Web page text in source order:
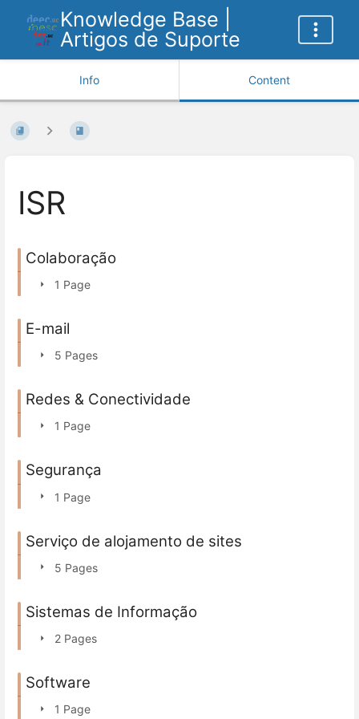
Knowledge Base |
Artigos de Suporte
Info Content
ISR
Colaboração
1 Page
E-mail
5 Pages
Redes & Conectividade
1 Page
Segurança
1 Page
Serviço de alojamento de sites
5 Pages
Sistemas de Informação
2 Pages
Software
1 Page